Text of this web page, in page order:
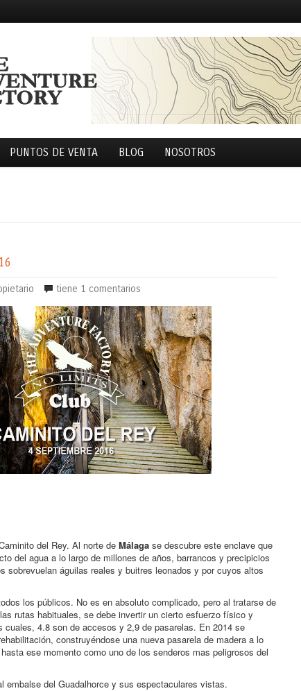
PUNTOS DE VENTA BLOG NOSOTROS
tiene 1 comentarios
del Rey. Al norte de Málaga se descubre este enclave que
del agua a lo largo de millones de años, barrancos y precipicios
sobrevuelan águilas reales y buitres leonados y por cuyos altos
los públicos. No es en absoluto complicado, pero al tratarse de
rutas habituales, se debe invertir un cierto esfuerzo físico y
4.8 son de accesos y 2,9 de pasarelas. En 2014 se
construyéndose una nueva pasarela de madera a lo
ese momento como uno de los senderos mas peligrosos del
embalse del Guadalhorce y sus espectaculares vistas.